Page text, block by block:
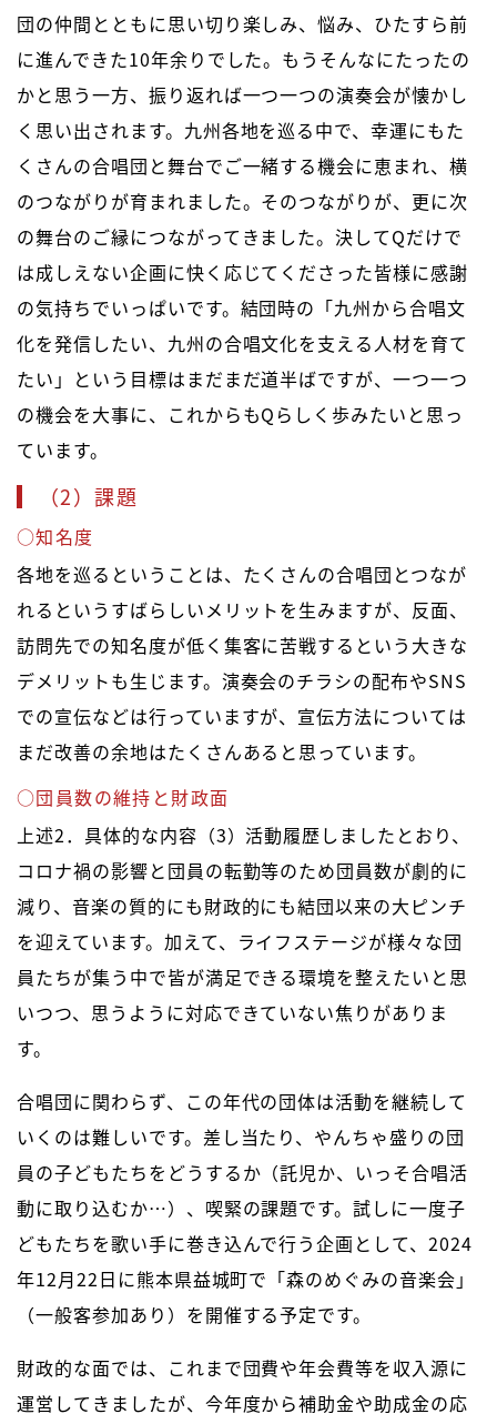
団の仲間とともに思い切り楽しみ、悩み、ひたすら前
に進んできた10年余りでした。もうそんなにたったの
かと思う一方、振り返れば一つ一つの演奏会が懐かし
く思い出されます。九州各地を巡る中で、幸運にもた
くさんの合唱団と舞台でご一緒する機会に恵まれ、横
のつながりが育まれました。そのつながりが、更に次
の舞台のご縁につながってきました。決してQだけで
は成しえない企画に快く応じてくださった皆様に感謝
の気持ちでいっぱいです。結団時の「九州から合唱文
化を発信したい、九州の合唱文化を支える人材を育て
たい」という目標はまだまだ道半ばですが、一つ一つ
の機会を大事に、これからもQらしく歩みたいと思っ
ています。
（2）課題
○知名度
各地を巡るということは、たくさんの合唱団とつなが
れるというすばらしいメリットを生みますが、反面、
訪問先での知名度が低く集客に苦戦するという大きな
デメリットも生じます。演奏会のチラシの配布やSNS
での宣伝などは行っていますが、宣伝方法については
まだ改善の余地はたくさんあると思っています。
○団員数の維持と財政面
上述2．具体的な内容（3）活動履歴しましたとおり、
コロナ禍の影響と団員の転勤等のため団員数が劇的に
減り、音楽の質的にも財政的にも結団以来の大ピンチ
を迎えています。加えて、ライフステージが様々な団
員たちが集う中で皆が満足できる環境を整えたいと思
いつつ、思うように対応できていない焦りがありま
す。
合唱団に関わらず、この年代の団体は活動を継続して
いくのは難しいです。差し当たり、やんちゃ盛りの団
員の子どもたちをどうするか（託児か、いっそ合唱活
動に取り込むか…）、喫緊の課題です。試しに一度子
どもたちを歌い手に巻き込んで行う企画として、2024
年12月22日に熊本県益城町で「森のめぐみの音楽会」
（一般客参加あり）を開催する予定です。
財政的な面では、これまで団費や年会費等を収入源に
運営してきましたが、今年度から補助金や助成金の応